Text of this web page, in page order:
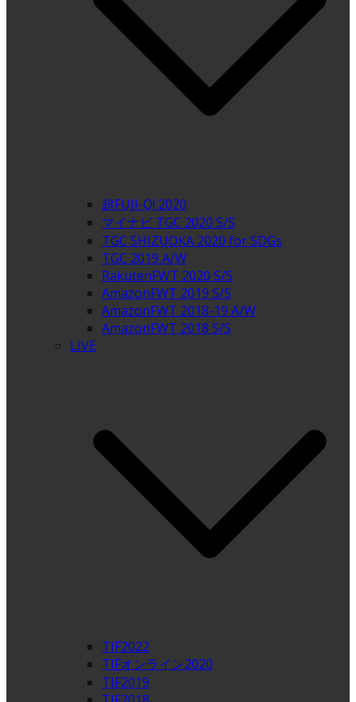
超FUJI-Q! 2020
マイナビ TGC 2020 S/S
TGC SHIZUOKA 2020 for SDGs
TGC 2019 A/W
RakutenFWT 2020 S/S
AmazonFWT 2019 S/S
AmazonFWT 2018-19 A/W
AmazonFWT 2018 S/S
LIVE
TIF2022
TIFオンライン2020
TIF2019